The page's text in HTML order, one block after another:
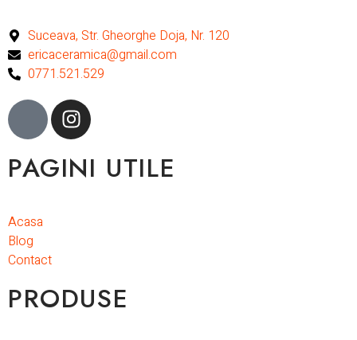
Suceava, Str. Gheorghe Doja, Nr. 120
ericaceramica@gmail.com
0771.521.529
PAGINI UTILE
Acasa
Blog
Contact
PRODUSE